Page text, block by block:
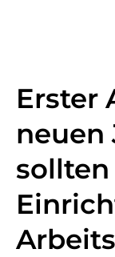
Erster
neuen
sollten